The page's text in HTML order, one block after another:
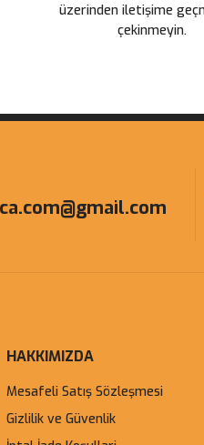
üzerinden iletişime
çekinmeyin.
HAKKIMIZDA
Mesafeli Satış Sözleşmesi
Gizlilik ve Güvenlik